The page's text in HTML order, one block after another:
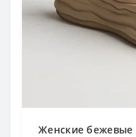
Женские бежевые